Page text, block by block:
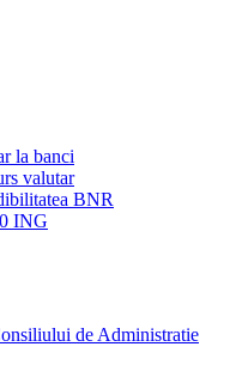
la banci
valutar
BNR
ING
de Administratie